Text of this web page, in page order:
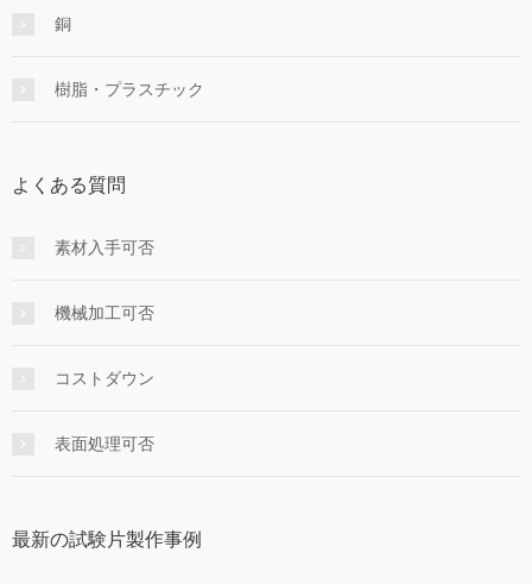
銅
樹脂・プラスチック
よくある質問
素材入手可否
機械加工可否
コストダウン
表面処理可否
最新の試験片製作事例